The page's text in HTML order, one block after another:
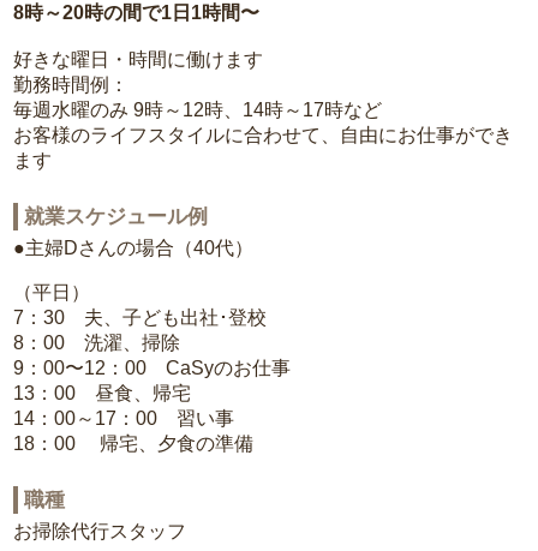
8時～20時の間で1日1時間〜
好きな曜日・時間に働けます
勤務時間例：
毎週水曜のみ 9時～12時、14時～17時など
お客様のライフスタイルに合わせて、自由にお仕事ができ
ます
就業スケジュール例
●主婦Dさんの場合（40代）
（平日）
7：30 夫、子ども出社･登校
8：00 洗濯、掃除
9：00〜12：00 CaSyのお仕事
13：00 昼食、帰宅
14：00～17：00 習い事
18：00 帰宅、夕食の準備
職種
お掃除代行スタッフ